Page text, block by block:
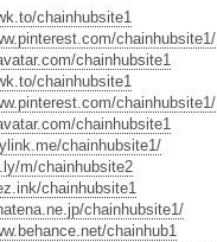
chainhubsite1
chainhubsite1/
chainhubsite1
chainhubsite1
chainhubsite1/
chainhubsite1
chainhubsite1/
m/chainhubsite2
chainhubsite1
chainhubsite1/
chainhub1